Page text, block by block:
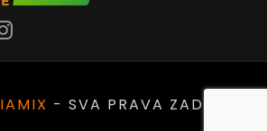
- SVA PRAVA ZADRŽANA.